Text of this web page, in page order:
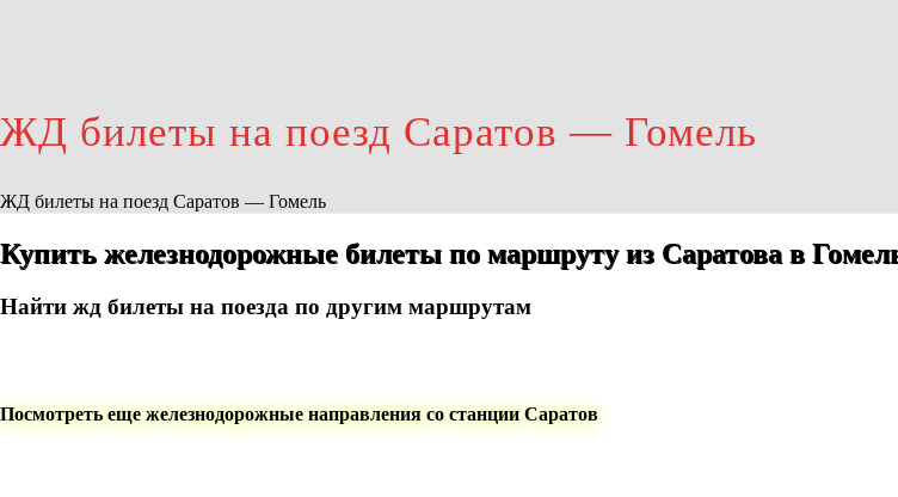
ЖД билеты на поезд Саратов — Гомель
ЖД билеты на поезд Саратов — Гомель
Купить железнодорожные билеты по маршруту из Саратова в
Найти жд билеты на поезда по другим маршрутам
Посмотреть еще железнодорожные направления со станции Саратов